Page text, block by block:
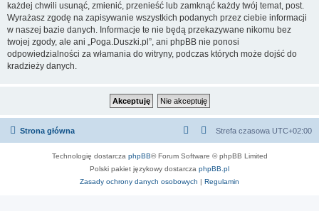
każdej chwili usunąć, zmienić, przenieść lub zamknąć każdy twój temat, post.
Wyrażasz zgodę na zapisywanie wszystkich podanych przez ciebie informacji
w naszej bazie danych. Informacje te nie będą przekazywane nikomu bez
twojej zgody, ale ani „Poga.Duszki.pl”, ani phpBB nie ponosi
odpowiedzialności za włamania do witryny, podczas których może dojść do
kradzieży danych.
Strona główna Strefa czasowa UTC+02:00
Technologię dostarcza phpBB® Forum Software © phpBB Limited
Polski pakiet językowy dostarcza phpBB.pl
Zasady ochrony danych osobowych | Regulamin